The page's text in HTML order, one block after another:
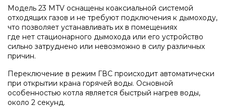
Электрические котлы Baxi
Настенные газовые котлы Vaillant
Модель 23 MTV оснащены коаксиальной системой
отходящих газов и не требуют подключения к дымоходу,
что позволяет устанавливать их в помещениях
где нет стационарного дымохода или его устройство
сильно затруднено или невозможно в силу различных
причин.
Переключение в режим ГВС происходит автоматически
при открытии крана горячей воды. Основной
особенностью котла является быстрый нагрев воды,
около 2 секунд.